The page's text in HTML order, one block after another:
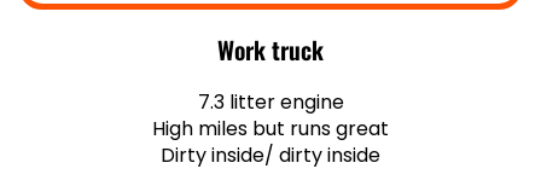
Work truck
7.3 litter engine
High miles but runs great
Dirty inside/ dirty inside